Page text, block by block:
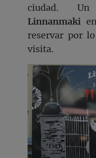
ciudad.
Linnanmaki
reservar por
visita.